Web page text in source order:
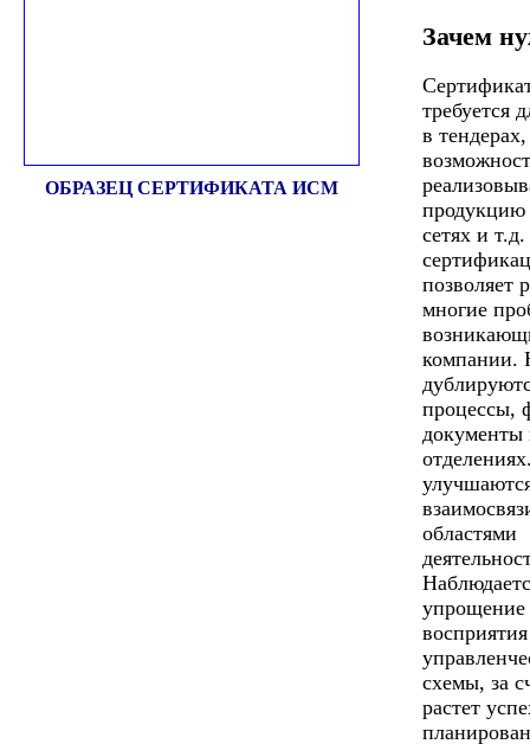
ОБРАЗЕЦ СЕРТИФИКАТА ИСМ
Зачем
требуется
в
продукцию
сетях и
позволяет
многие
компании.
процессы,
документы
областями
упрощение
схемы, за
растет